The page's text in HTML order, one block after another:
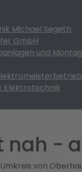
Michael Segeth
GmbH
und
Elektrotechnik
nah -
von